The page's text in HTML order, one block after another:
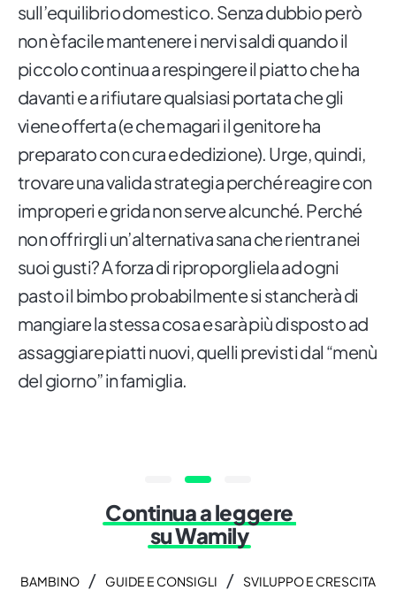
sull’equilibrio domestico. Senza dubbio però
non è facile mantenere i nervi saldi quando il
piccolo continua a respingere il piatto che ha
davanti e a rifiutare qualsiasi portata che gli
viene offerta (e che magari il genitore ha
preparato con cura e dedizione). Urge, quindi,
trovare una valida strategia perché reagire con
improperi e grida non serve alcunché. Perché
non offrirgli un’alternativa sana che rientra nei
suoi gusti? A forza di riproporgliela ad ogni
pasto il bimbo probabilmente si stancherà di
mangiare la stessa cosa e sarà più disposto ad
assaggiare piatti nuovi, quelli previsti dal “menù
del giorno” in famiglia.
Continua a leggere
su Wamily
BAMBINO / GUIDE E CONSIGLI / SVILUPPO E CRESCITA